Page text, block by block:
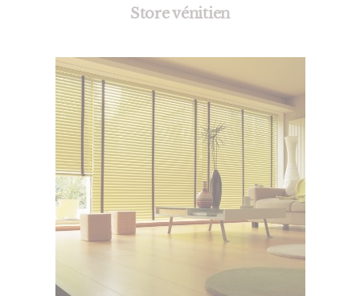
Store vénitien